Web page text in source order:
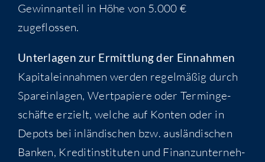
Gewinn­an­teil in Höhe von 5.000 €
zugeflossen.
Unter­la­gen zur Ermitt­lung der Einnahmen
Kapi­tal­ein­nah­men wer­den regel­mä­ßig durch
Spar­ein­la­gen, Wert­pa­pie­re oder Ter­min­ge­
schäf­te erzielt, wel­che auf Kon­ten oder in
Depots bei inlän­di­schen bzw. aus­län­di­schen
Ban­ken, Kre­dit­in­sti­tu­ten und Finanz­un­ter­neh­